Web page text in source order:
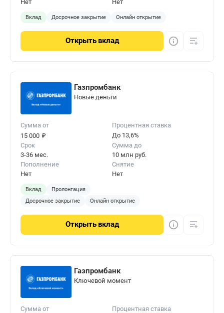
Нет Нет
Вклад Досрочное закрытие Онлайн открытие
Открыть вклад
Газпромбанк
Новые деньги
Сумма от
15 000 ₽
Процентная ставка
До 13,6%
Срок
3-36 мес.
Сумма до
10 млн руб.
Пополнение
Нет
Снятие
Нет
Вклад
Пролонгация
Досрочное закрытие
Онлайн открытие
Открыть вклад
Газпромбанк
Ключевой момент
Сумма от
Процентная ставка